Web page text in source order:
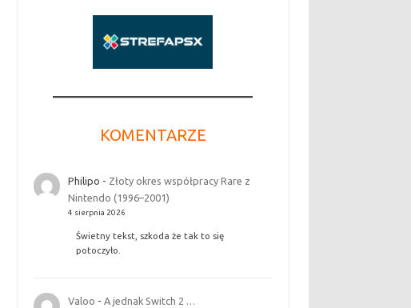
KOMENTARZE
Philipo - Złoty okres współpracy Rare z
Nintendo (1996–2001)
4 sierpnia 2026
Świetny tekst, szkoda że tak to się
potoczyło.
Valoo - A jednak Switch 2 …